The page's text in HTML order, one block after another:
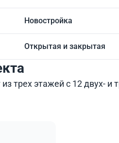
Новостройка
Открытая и закрытая
трех этажей с 12 двух- и